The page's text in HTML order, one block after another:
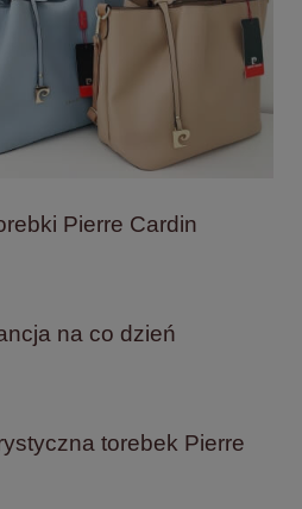
Pierre Cardin
na co dzień
torebek Pierre